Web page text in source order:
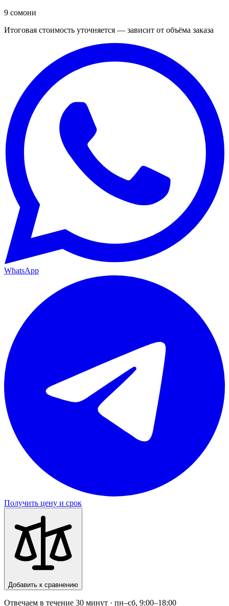
9 сомони
Итоговая стоимость уточняется — зависит от объёма заказа
WhatsApp
Получить цену и срок
Добавить к сравнению
Отвечаем в течение 30 минут · пн–сб, 9:00–18:00